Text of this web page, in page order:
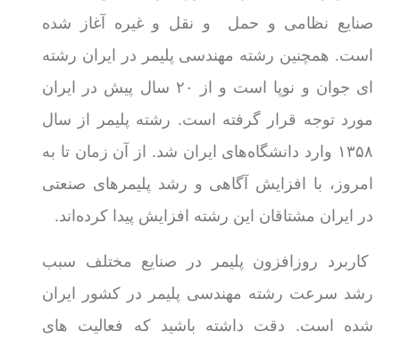
صنایع نظامی و حمل و نقل و غیره آغاز شده
است. همچنین رشته مهندسی پلیمر در ایران رشته
ای جوان و نوپا است و از ۲۰ سال پیش در ایران
مورد توجه قرار گرفته است. رشته پلیمر از سال
۱۳۵۸ وارد دانشگاه‌های ایران شد. از آن زمان تا به
امروز، با افزایش آگاهی و رشد پلیمرهای صنعتی
در ایران مشتاقان این رشته افزایش پیدا کرده‌اند.
کاربرد روزافزون پلیمر در صنایع مختلف سبب
رشد سرعت رشته مهندسی پلیمر در کشور ایران
شده است. دقت داشته باشید که فعالیت های